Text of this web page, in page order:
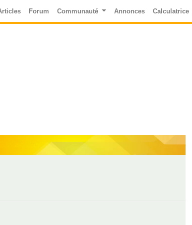
Forum Communauté Annonces Calculatrice